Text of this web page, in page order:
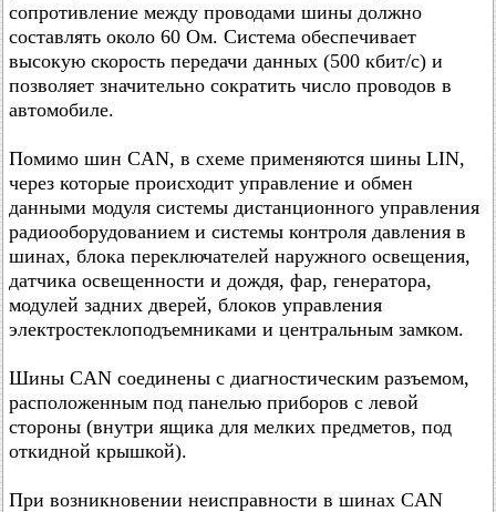
сопротивление между проводами шины должно
составлять около 60 Ом. Система обеспечивает
высокую скорость передачи данных (500 кбит/с) и
позволяет значительно сократить число проводов в
автомобиле.
Помимо шин СAN, в схеме применяются шины LIN,
через которые происходит управление и обмен
данными модуля системы дистанционного управления
радиооборудованием и системы контроля давления в
шинах, блока переключателей наружного освещения,
датчика освещенности и дождя, фар, генератора,
модулей задних дверей, блоков управления
электростеклоподъемниками и центральным замком.
Шины CAN соединены с диагностическим разъемом,
расположенным под панелью приборов с левой
стороны (внутри ящика для мелких предметов, под
откидной крышкой).
При возникновении неисправности в шинах CAN